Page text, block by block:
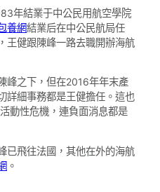
年結業于中公民用航空學院
養網結業后在中公民航局任
王健跟陳峰一路去職開辦海航
峰之下，但在2016年年末產
詳細事務都是王健擔任。這也
動性危機，連負面消息都是
已飛往法國，其他在外的海航
。